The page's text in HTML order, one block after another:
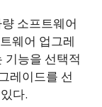
소프트웨어
웨어 업그레
기능을 선택적
레이드를 선
다.